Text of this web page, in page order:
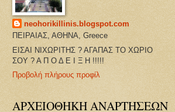
neohorikillinis.blogspot.com
ΠΕΙΡΑΙΑΣ, ΑΘΗΝΑ, Greece
ΕΙΣΑΙ ΝΙΧΩΡΙΤΗΣ ? ΑΓΑΠΑΣ ΤΟ ΧΩΡΙΟ
ΣΟΥ ? Α Π Ο Δ Ε Ι Ξ Η !!!!!
Προβολή πλήρους προφίλ
ΑΡΧΕΙΟΘΗΚΗ ΑΝΑΡΤΗΣΕΩΝ